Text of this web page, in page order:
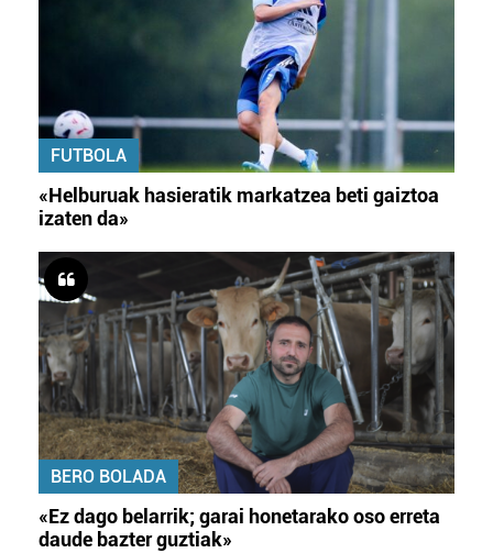
FUTBOLA
«Helburuak hasieratik markatzea beti gaiztoa
izaten da»
BERO BOLADA
«Ez dago belarrik; garai honetarako oso erreta
daude bazter guztiak»